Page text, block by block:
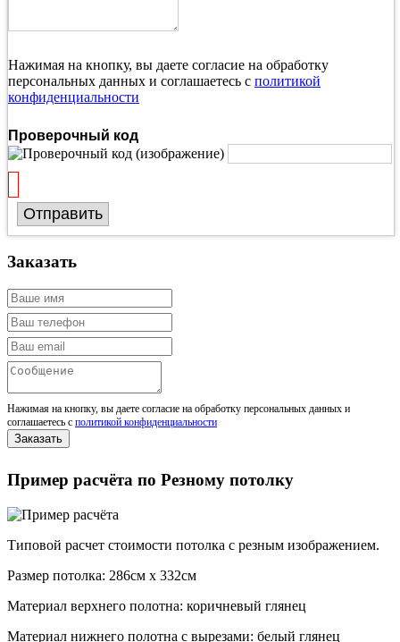
Нажимая на кнопку, вы даете согласие на обработку
персональных данных и соглашаетесь с политикой
конфиденциальности
Проверочный код
Отправить
Заказать
Нажимая на кнопку, вы даете согласие на обработку персональных данных и
соглашаетесь с политикой конфиденциальности
Пример расчёта по Резному потолку
Типовой расчет стоимости потолка с резным изображением.
Размер потолка: 286см x 332см
Материал верхнего полотна: коричневый глянец
Материал нижнего полотна с вырезами: белый глянец